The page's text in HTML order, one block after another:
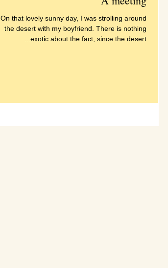
On that lovely sunny day, I was strolling around
the desert with my boyfriend. There is nothing
exotic about the fact, since the desert...